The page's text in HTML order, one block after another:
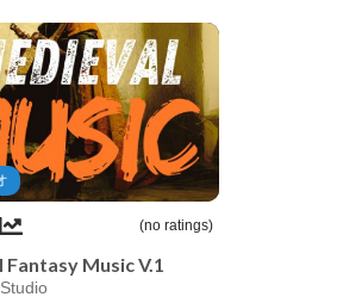
(no ratings)
Music V.1